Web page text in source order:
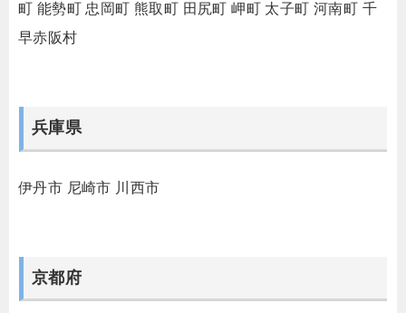
町 能勢町 忠岡町 熊取町 田尻町 岬町 太子町 河南町 千
早赤阪村
兵庫県
伊丹市 尼崎市 川西市
京都府